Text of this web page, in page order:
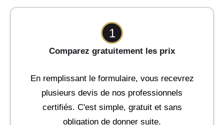
1
Comparez gratuitement les prix
En remplissant le formulaire, vous recevrez
plusieurs devis de nos professionnels
certifiés. C'est simple, gratuit et sans
obligation de donner suite.